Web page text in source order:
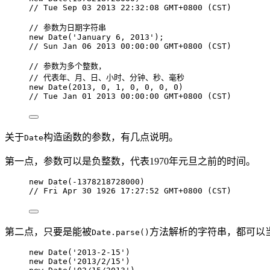
// Tue Sep 03 2013 22:32:08 GMT+0800 (CST)
// 参数为日期字符串
new Date ( ' January 6, 2013 ' );
// Sun Jan 06 2013 00:00:00 GMT+0800 (CST)
// 参数为多个整数，
// 代表年、月、日、小时、分钟、秒、毫秒
new Date ( 2013 , 0 , 1 , 0 , 0 , 0 , 0 )
// Tue Jan 01 2013 00:00:00 GMT+0800 (CST)
关于Date构造函数的参数，有几点说明。
第一点，参数可以是负整数，代表1970年元旦之前的时间。
new Date ( - 1378218728000 )
// Fri Apr 30 1926 17:27:52 GMT+0800 (CST)
第二点，只要是能被Date.parse() 方法解析的字符串，都可以
new Date ( ' 2013-2-15 ' )
new Date ( ' 2013/2/15 ' )